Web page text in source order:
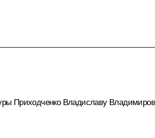
Приходченко Владиславу